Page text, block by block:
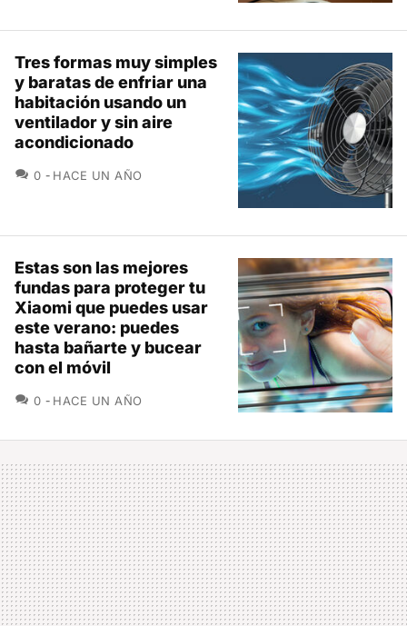
Tres formas muy simples
y baratas de enfriar una
habitación usando un
ventilador y sin aire
acondicionado
0 COMENTARIOS
HACE UN AÑO
Estas son las mejores
fundas para proteger tu
Xiaomi que puedes usar
este verano: puedes
hasta bañarte y bucear
con el móvil
0 COMENTARIOS
HACE UN AÑO